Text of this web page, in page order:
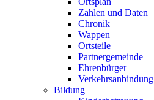
Zahlen und Daten
Chronik
Wappen
Ortsteile
Partnergemeinde
Ehrenbürger
Verkehrsanbindung
Bildung